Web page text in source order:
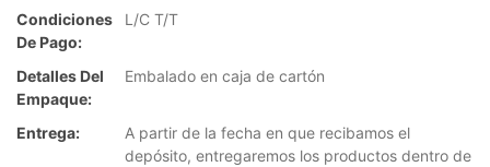
Condiciones
De Pago:
L/C T/T
Detalles Del
Empaque:
Embalado en caja de cartón
Entrega:
A partir de la fecha en que recibamos el
depósito, entregaremos los productos dentro de